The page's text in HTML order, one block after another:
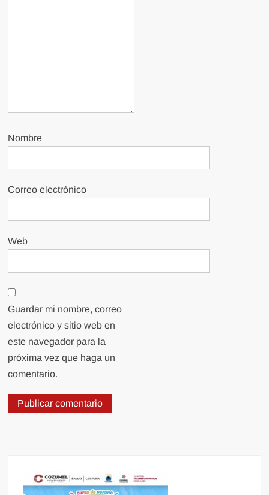
Nombre
Correo electrónico
Web
Guardar mi nombre, correo
electrónico y sitio web en
este navegador para la
próxima vez que haga un
comentario.